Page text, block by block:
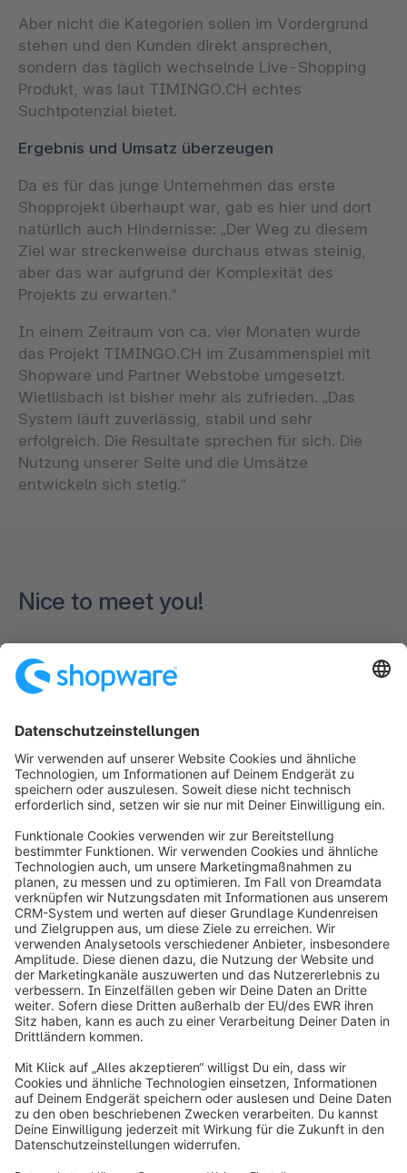
Aber nicht die Kategorien sollen im Vordergrund
stehen und den Kunden direkt ansprechen,
sondern das täglich wechselnde Live-Shopping
Produkt, was laut TIMINGO.CH echtes
Suchtpotenzial bietet.
Ergebnis und Umsatz überzeugen
Da es für das junge Unternehmen das erste
Shopprojekt überhaupt war, gab es hier und dort
natürlich auch Hindernisse: „Der Weg zu diesem
Ziel war streckenweise durchaus etwas steinig,
aber das war aufgrund der Komplexität des
Projekts zu erwarten.“
In einem Zeitraum von ca. vier Monaten wurde
das Projekt TIMINGO.CH im Zusammenspiel mit
Shopware und Partner Webstobe umgesetzt.
Wietlisbach ist bisher mehr als zufrieden. „Das
System läuft zuverlässig, stabil und sehr
erfolgreich. Die Resultate sprechen für sich. Die
Nutzung unserer Seite und die Umsätze
entwickeln sich stetig.“
Nice to meet you!
info@shopware.com
Produkt
Lösungen